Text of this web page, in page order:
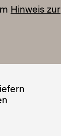
Hinweis zur